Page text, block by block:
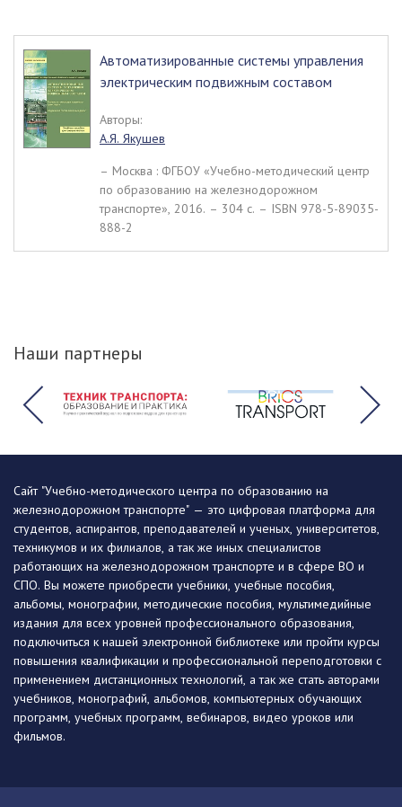
Автоматизированные системы управления
электрическим подвижным составом
Авторы:
А.Я. Якушев
– Москва : ФГБОУ «Учебно-методический центр
по образованию на железнодорожном
транспорте», 2016. – 304 c. – ISBN 978-5-89035-
888-2
Наши партнеры
Сайт "Учебно-методического центра по образованию на
железнодорожном транспорте" — это цифровая платформа для
студентов, аспирантов, преподавателей и ученых, университетов,
техникумов и их филиалов, а так же иных специалистов
работающих на железнодорожном транспорте и в сфере ВО и
СПО. Вы можете приобрести учебники, учебные пособия,
альбомы, монографии, методические пособия, мультимедийные
издания для всех уровней профессионального образования,
подключиться к нашей электронной библиотеке или пройти курсы
повышения квалификации и профессиональной переподготовки с
применением дистанционных технологий, а так же стать авторами
учебников, монографий, альбомов, компьютерных обучающих
программ, учебных программ, вебинаров, видео уроков или
фильмов.